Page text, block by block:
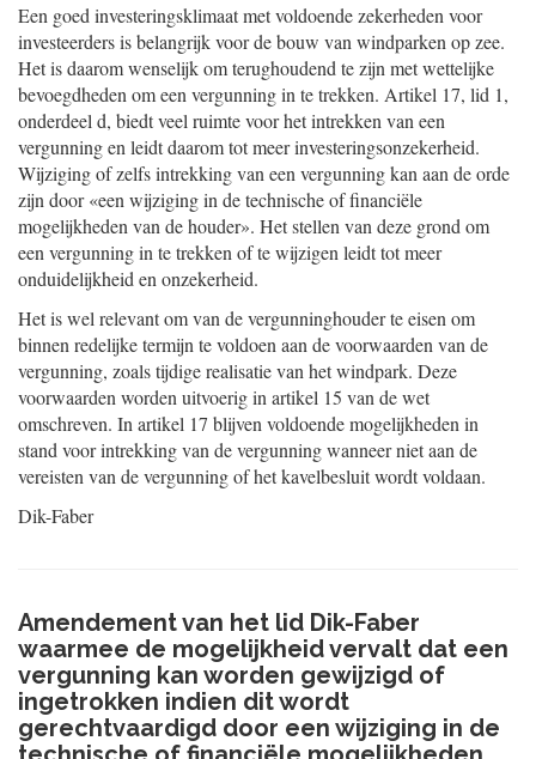
Een goed investeringsklimaat met voldoende zekerheden voor
investeerders is belangrijk voor de bouw van windparken op zee.
Het is daarom wenselijk om terughoudend te zijn met wettelijke
bevoegdheden om een vergunning in te trekken. Artikel 17, lid 1,
onderdeel d, biedt veel ruimte voor het intrekken van een
vergunning en leidt daarom tot meer investeringsonzekerheid.
Wijziging of zelfs intrekking van een vergunning kan aan de orde
zijn door «een wijziging in de technische of financiële
mogelijkheden van de houder». Het stellen van deze grond om
een vergunning in te trekken of te wijzigen leidt tot meer
onduidelijkheid en onzekerheid.
Het is wel relevant om van de vergunninghouder te eisen om
binnen redelijke termijn te voldoen aan de voorwaarden van de
vergunning, zoals tijdige realisatie van het windpark. Deze
voorwaarden worden uitvoerig in artikel 15 van de wet
omschreven. In artikel 17 blijven voldoendemogelijkheden in
stand voor intrekking van de vergunning wanneer niet aan de
vereisten van de vergunning of het kavelbesluit wordt voldaan.
Dik-Faber
Amendement van het lid Dik-Faber
waarmee de mogelijkheid vervalt dat een
vergunning kan worden gewijzigd of
ingetrokken indien dit wordt
gerechtvaardigd door een wijziging in de